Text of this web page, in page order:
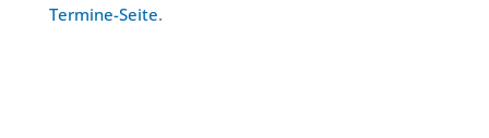
Termine-Seite.